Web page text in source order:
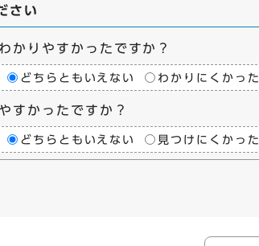
さい
かりやすかったですか？
どちらともいえない わかりにくかった
すかったですか？
どちらともいえない 見つけにくかった